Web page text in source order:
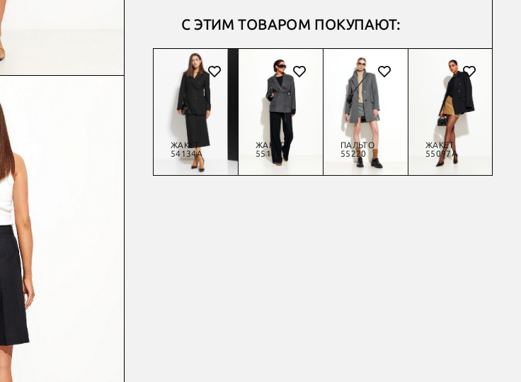
С ЭТИМ ТОВАРОМ ПОКУПАЮТ:
ЖАКЕТ
54866А
ЖАКЕТ
54134А
ЖАКЕТ
55138
ПАЛЬТО
55220
ЖАКЕТ
55097А